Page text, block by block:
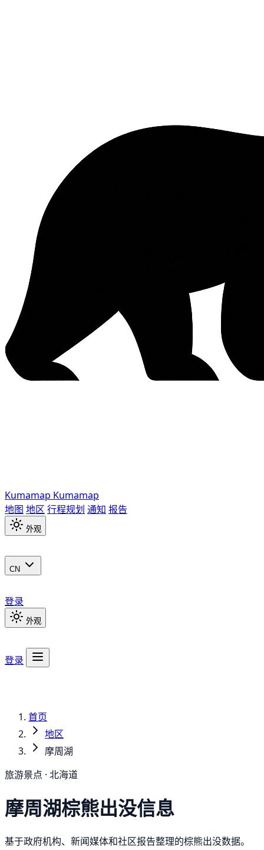
Kumamap Kumamap
地图 地区 行程规划 通知 报告
外观
CN
登录
外观
登录
首页
地区
摩周湖
旅游景点 · 北海道
摩周湖棕熊出没信息
基于政府机构、新闻媒体和社区报告整理的棕熊出没数据。